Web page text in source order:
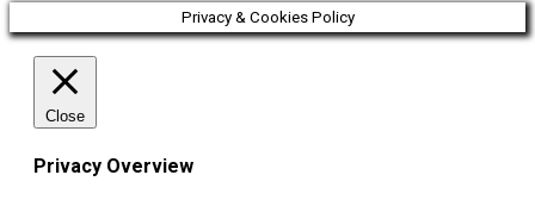
Privacy & Cookies Policy
Close
Privacy Overview